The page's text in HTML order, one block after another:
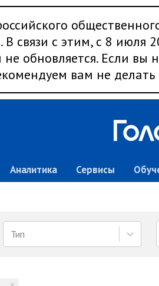
В связи с этим, с 8 июля
обновляется. Если вы
вам не делать
Аналитика Сервисы
Тип